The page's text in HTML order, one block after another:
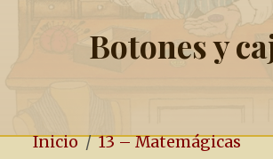
Botones y
Inicio
13 – Matemágicas